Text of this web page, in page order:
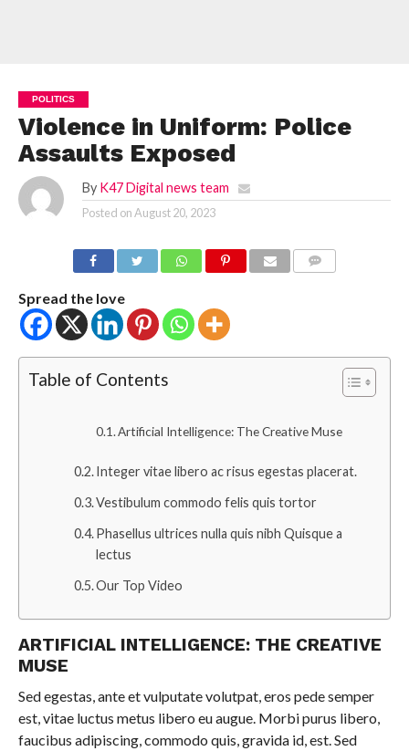
POLITICS
Violence in Uniform: Police
Assaults Exposed
By K47 Digital news team
Posted onAugust 20, 2023
Spread the love
Table of Contents
Artificial Intelligence: The Creative Muse
Integer vitae libero ac risus egestas placerat.
Vestibulum commodo felis quis tortor
Phasellus ultrices nulla quis nibh Quisque a
lectus
Our Top Video
ARTIFICIAL INTELLIGENCE: THE CREATIVE
MUSE
Sed egestas, ante et vulputate volutpat, eros pede semper
est, vitae luctus metus libero eu augue. Morbi purus libero,
faucibus adipiscing, commodo quis, gravida id, est. Sed